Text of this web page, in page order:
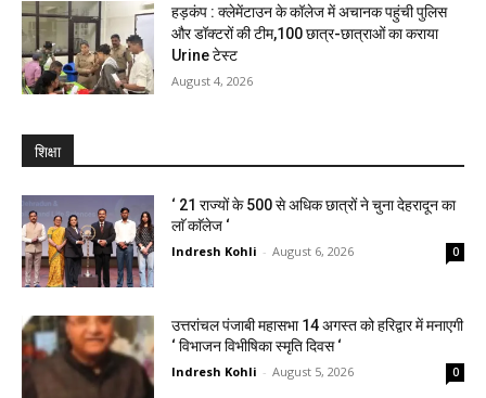
हड़कंप : क्लेमेंटाउन के कॉलेज में अचानक पहुंची पुलिस
और डॉक्टरों की टीम,100 छात्र-छात्राओं का कराया
Urine टेस्ट
August 4, 2026
शिक्षा
‘ 21 राज्यों के 500 से अधिक छात्रों ने चुना देहरादून का
लाॅ काॅलेज ‘
Indresh Kohli - August 6, 2026 0
उत्तरांचल पंजाबी महासभा 14 अगस्त को हरिद्वार में मनाएगी
‘ विभाजन विभीषिका स्मृति दिवस ‘
Indresh Kohli - August 5, 2026 0